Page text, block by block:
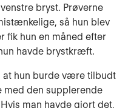
bryst. Prøverne
så hun blev
fik hun en måned efter
havde brystkræft.
at hun burde være tilbudt
den supplerende
man havde gjort det,